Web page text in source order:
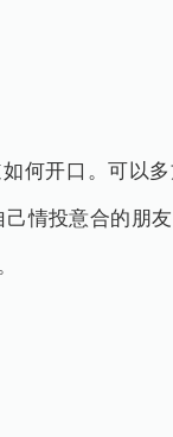
何开口。可以
情投意合的朋